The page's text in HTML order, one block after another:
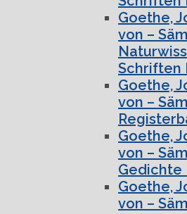
Goethe,
von –
Schriften
Goethe,
von –
Goethe,
von –
Gedichte
Goethe,
von –